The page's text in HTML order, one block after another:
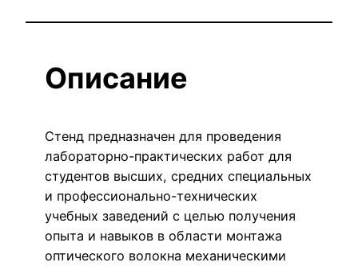
Описание
Стенд предназначен для проведения
лабораторно-практических работ для
студентов высших, средних специальных
и профессионально-технических
учебных заведений с целью получения
опыта и навыков в области монтажа
оптического волокна механическими